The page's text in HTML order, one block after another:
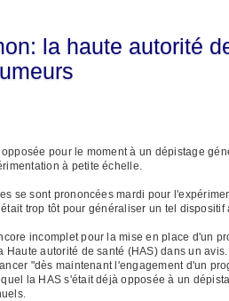
la haute autorité
pour le moment à un dépistage
à petite échelle.
se sont prononcées mardi pour
trop tôt pour généraliser un tel
incomplet pour la mise en place d'un
autorité de santé (HAS) dans un avis.
"dès maintenant l'engagement d'un
la HAS s'était déjà opposée à un